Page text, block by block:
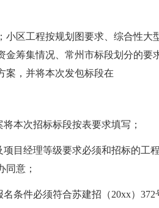
小区工程按规划图要求、综合性
金筹集情况、常州市标段划分的
案，并将本次发包标段在
本次招标标段按表要求填写；
项目经理等级要求必须和招标的工
同意；
条件必须符合苏建招（20xx）372